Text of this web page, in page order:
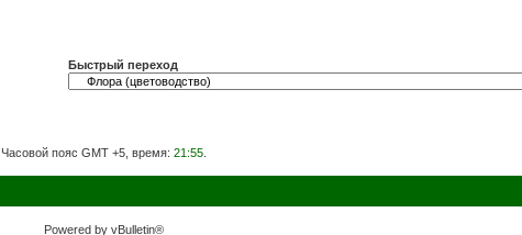
Быстрый переход
Часовой пояс GMT +5, время: 21:55.
Powered by vBulletin®